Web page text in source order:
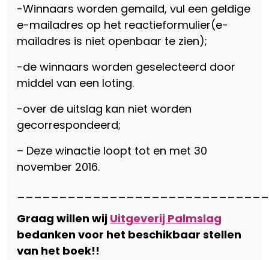
-Winnaars worden gemaild, vul een geldige
e-mailadres op het reactieformulier(e-
mailadres is niet openbaar te zien);
-de winnaars worden geselecteerd door
middel van een loting.
-over de uitslag kan niet worden
gecorrespondeerd;
– Deze winactie loopt tot en met 30
november 2016.
Graag willen wij Uitgeverij Palmslag
bedanken voor het beschikbaar stellen
van het boek!!